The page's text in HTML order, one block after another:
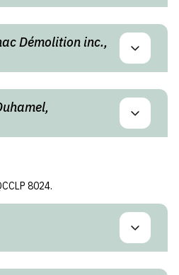
Démolition inc.,
8024.